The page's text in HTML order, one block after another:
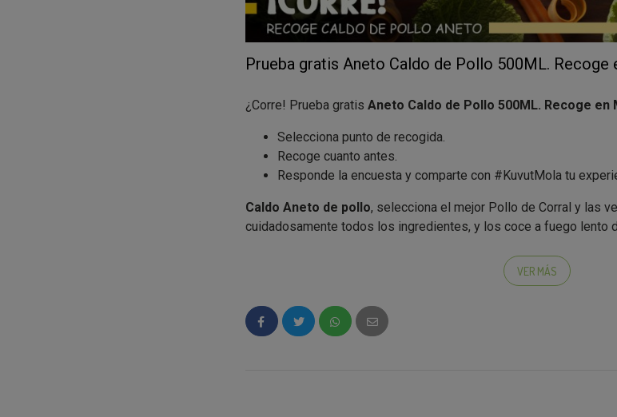
Prueba gratis Aneto Caldo de Pollo 500ML. Recoge
¿Corre! Prueba gratis Aneto Caldo de Pollo 500ML. Recoge en
Selecciona punto de recogida.
Recoge cuanto antes.
Responde la encuesta y comparte con #KuvutMola tu
Caldo Aneto de pollo, selecciona el mejor Pollo de Corral y las
cuidadosamente todos los ingredientes, y los coce a fuego lento
Promoción válida solo para Aneto Caldo de Pollo 500ML
1 participación por persona.
VER MÁS